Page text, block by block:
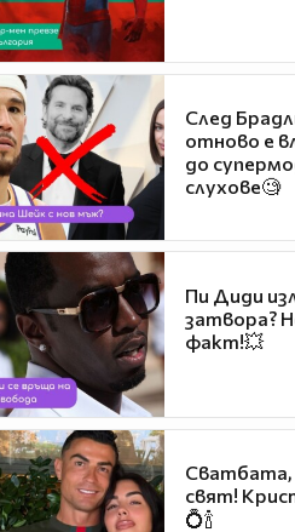
След
отново е
до
слухове🧐
Пи Диди
затвора?
факт!💥
Сватбата,
свят!
💍🍾